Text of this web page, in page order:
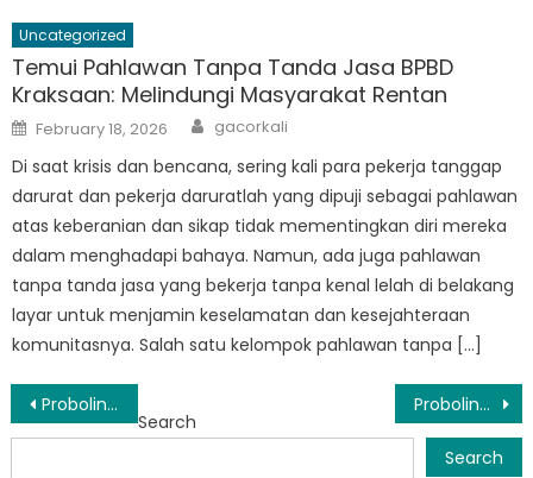
Uncategorized
Temui Pahlawan Tanpa Tanda Jasa BPBD
Kraksaan: Melindungi Masyarakat Rentan
Posted
on
February 18, 2026 Author
gacorkali
Di saat krisis dan bencana, sering kali para pekerja tanggap
darurat dan pekerja daruratlah yang dipuji sebagai pahlawan
atas keberanian dan sikap tidak mementingkan diri mereka
dalam menghadapi bahaya. Namun, ada juga pahlawan
tanpa tanda jasa yang bekerja tanpa kenal lelah di belakang
layar untuk menjamin keselamatan dan kesejahteraan
komunitasnya. Salah satu kelompok pahlawan tanpa […]
Post
navigation
Probolinggo Thanks BPBD Jawa Timur for Swift Response to Recent Disaster Probolinggo Bersiap Menghadapi Lebih Banyak Bencana Alam Seiring Memburuknya Perubahan Iklim
Search
Search